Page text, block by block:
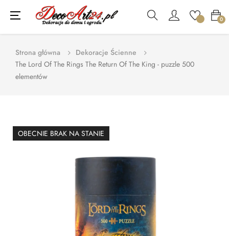
0
Toggle
navigation
☰
Strona główna
Dekoracje Ścienne
The Lord Of The Rings The Return Of The King - puzzle 500
elementów
OBECNIE BRAK NA STANIE